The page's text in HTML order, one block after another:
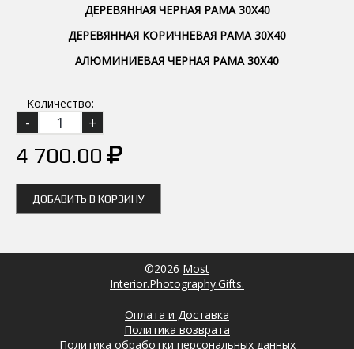
ДЕРЕВЯННАЯ ЧЕРНАЯ РАМА 30Х40
ДЕРЕВЯННАЯ КОРИЧНЕВАЯ РАМА 30Х40
АЛЮМИНИЕВАЯ ЧЕРНАЯ РАМА 30Х40
Количество:
4 700.00
ДОБАВИТЬ В КОРЗИНУ
©2026 Most
Interior.Photography.Gifts.
Оплата и Доставка
Политика возврата
Политика обработки персональных данных